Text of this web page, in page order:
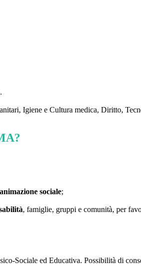
Igiene e Cultura medica, Diritto,
sociale;
, famiglie, gruppi e comunità, per
Sociale ed Educativa. Possibilità di